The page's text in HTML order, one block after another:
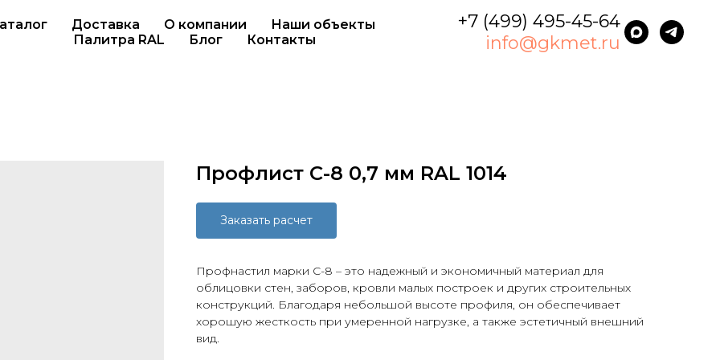
Доставка О компании
Наши объекты
Палитра RAL
Блог Контакты
+7 (499) 495-45-64
info@gkmet.ru
Профлист С-8 0,7 мм RAL 1014
Заказать расчет
Профнастил марки С-8 – это надежный и экономичный материал для
облицовки стен, заборов, кровли малых построек и других строительных
конструкций. Благодаря небольшой высоте профиля, он обеспечивает
хорошую жесткость при умеренной нагрузке, а также эстетичный внешний
вид.